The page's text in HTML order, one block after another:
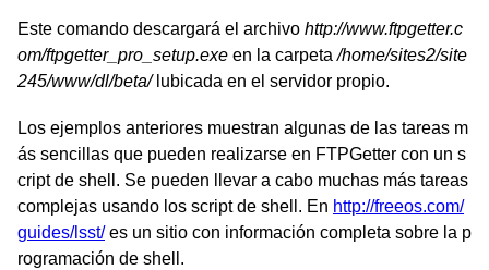
Este comando descargará el archivo http://www.ftpgetter.c
om/ftpgetter_pro_setup.exe en la carpeta/home/sites2/site
245/www/dl/beta/lubicada en el servidor propio.
Los ejemplos anteriores muestran algunas de las tareas m
ás sencillas que pueden realizarse en FTPGetter con un s
cript de shell. Se pueden llevar a cabo muchas más tareas
complejas usando los script de shell. En http://freeos.com/
guides/lsst/ es un sitio con información completa sobre la p
rogramación de shell.